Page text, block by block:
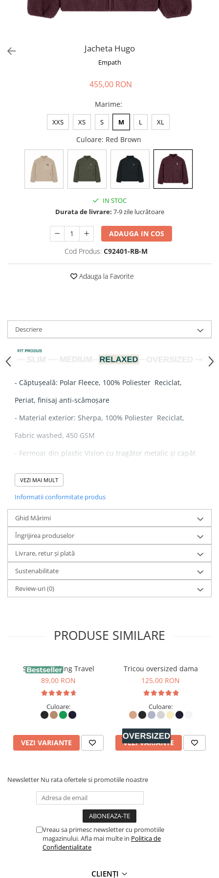
Jacheta Hugo
Empath
455,00 RON
Marime:
XXS XS S M L XL
Culoare: Red Brown
IN STOC
Durata de livrare: 7-9 zile lucrătoare
ADAUGA IN COS
Cod Produs: C92401-RB-M
Adauga la Favorite
Descriere
- Căptușeală: Polar Fleece, 100% Poliester Reciclat,
Periat, finisaj anti-scămoșare
- Material exterior: Sherpa, 100% Poliester Reciclat,
Fabric washed, 450 GSM
- Fermoar din plastic Vislon cu tragător metalic și capăt
VEZI MAI MULT
Informatii conformitate produs
Ghid Mărimi
Îngrijirea produselor
Livrare, retur și plată
Sustenabilitate
Review-uri(0)
PRODUSE SIMILARE
Sapca Trekking Travel
89,00 RON
Culoare:
VEZI VARIANTE
Tricou oversized dama
125,00 RON
Culoare:
VEZI VARIANTE
Newsletter Nu rata ofertele si promotiile noastre
Vreau sa primesc newsletter cu promotiile
magazinului. Afla mai multe in Politica de
Confidentialitate
CLIENȚI